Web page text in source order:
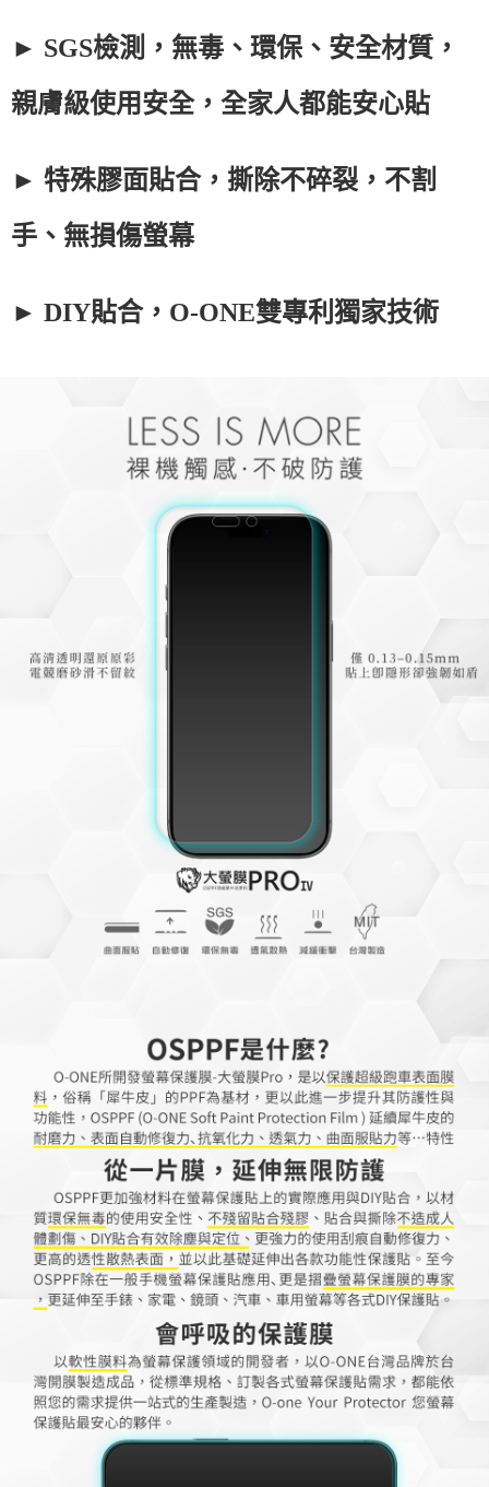
► SGS檢測，無毒、環保、安全材質，
親膚級使用安全，全家人都能安心貼
► 特殊膠面貼合，撕除不碎裂，不割
手、無損傷螢幕
► DIY貼合，O-ONE雙專利獨家技術